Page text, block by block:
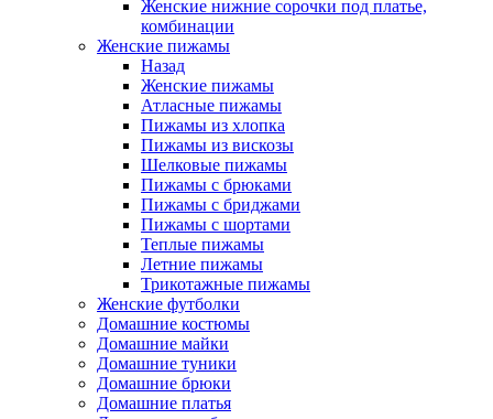
Женские нижние сорочки под платье,
комбинации
Женские пижамы
Назад
Женские пижамы
Атласные пижамы
Пижамы из хлопка
Пижамы из вискозы
Шелковые пижамы
Пижамы с брюками
Пижамы с бриджами
Пижамы с шортами
Теплые пижамы
Летние пижамы
Трикотажные пижамы
Женские футболки
Домашние костюмы
Домашние майки
Домашние туники
Домашние брюки
Домашние платья